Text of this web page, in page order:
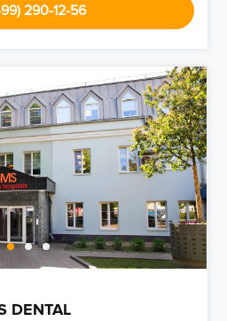
290-12-56
DENTAL